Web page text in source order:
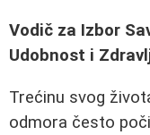
Vodič za Izbor
Udobnost i
Trećinu svog
odmora često